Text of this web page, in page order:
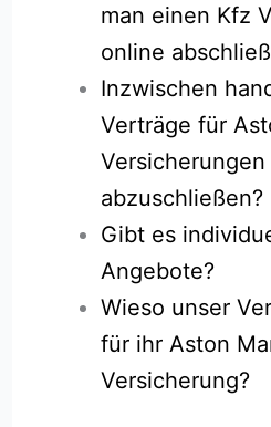
man einen Kfz
online
Inzwischen
Verträge für
Versicherungen
abzuschließen?
Gibt es
Angebote?
Wieso unser
für ihr Aston
Versicherung?